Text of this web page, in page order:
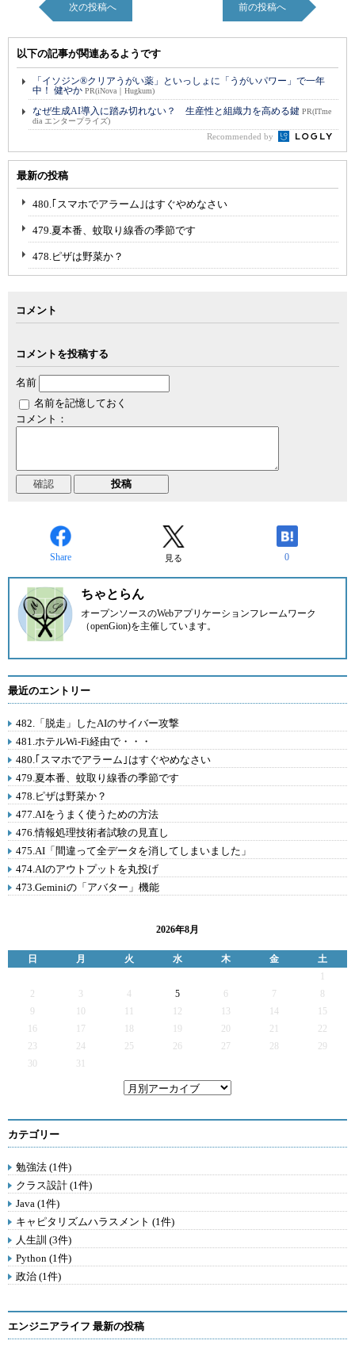
次の投稿へ 前の投稿へ
以下の記事が関連あるようです
「イソジン®クリアうがい薬」といっしょに「うがいパワー」で一年
中！ 健やか PR(iNova｜Hugkum)
なぜ生成AI導入に踏み切れない？ 生産性と組織力を高める鍵 PR(ITme
dia エンタープライズ)
Recommended by
最新の投稿
480.｢スマホでアラーム｣はすぐやめなさい
479.夏本番、蚊取り線香の季節です
478.ピザは野菜か？
コメント
コメントを投稿する
名前
名前を記憶しておく
コメント：
Share 見る 0
ちゃとらん
オープンソースのWebアプリケーションフレームワーク
（openGion)を主催しています。
最近のエントリー
482.「脱走」したAIのサイバー攻撃
481.ホテルWi-Fi経由で・・・
480.｢スマホでアラーム｣はすぐやめなさい
479.夏本番、蚊取り線香の季節です
478.ピザは野菜か？
477.AIをうまく使うための方法
476.情報処理技術者試験の見直し
475.AI「間違って全データを消してしまいました」
474.AIのアウトプットを丸投げ
473.Geminiの「アバター」機能
2026年8月
日 月 火 水 木 金
土
2
3 4 5 6 7
9
12 13 14
15
16
17 19 20 21
22
23
24 25 26 27 28
29
30
31
カテゴリー
勉強法 (1件)
クラス設計 (1件)
Java (1件)
キャピタリズムハラスメント (1件)
人生訓 (3件)
Python (1件)
政治 (1件)
エンジニアライフ 最新の投稿